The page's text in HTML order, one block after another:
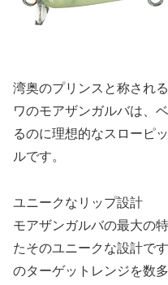
湾奥のプリンスと称され
ワのモアザンガルバは、
るのに理想的なスローピ
ルです。
ユニークなリップ設計
モアザンガルバの最大の
たそのユニークな設計で
のターゲットレンジを数